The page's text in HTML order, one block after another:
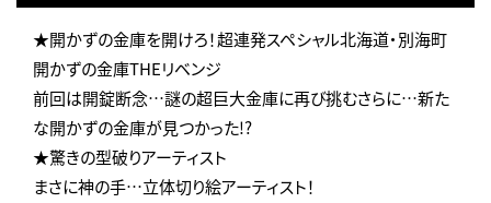
★開かずの金庫を開けろ！超連発スペシャル北海道・別海町
開かずの金庫THEリベンジ
前回は開錠断念…謎の超巨大金庫に再び挑むさらに…新た
な開かずの金庫が見つかった!?
★驚きの型破りアーティスト
まさに神の手…立体切り絵アーティスト！